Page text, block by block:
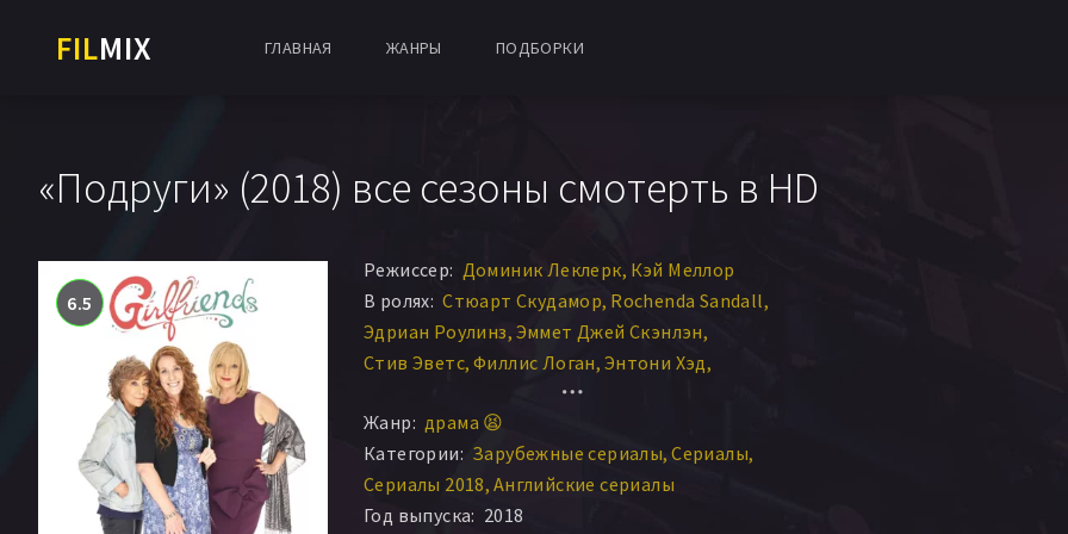
FILMIX ГЛАВНАЯ ЖАНРЫ ПОДБОРКИ
«Подруги» (2018) все сезоны смотерть в HD
6.5
Режиссер: Доминик Леклерк Кэй Меллор
В ролях: Стюарт Скудамор Rochenda Sandall
Эдриан Роулинз Эммет Джей Скэнлэн
Стив Эветс Филлис Логан Энтони Хэд
Зоэ Уонамейкер
Филип Камбас Дэйзи Хэд
Мэттью Льюис Ри Бэйли Мэттью Марш
Венди Крэйг Лаура Эйнсуорт Дэйв Хилл
Дэвид МакКлелланд
Жанр: драма 😫
Категории: Зарубежные сериалы Сериалы
Сериалы 2018 Английские сериалы
Год выпуска: 2018